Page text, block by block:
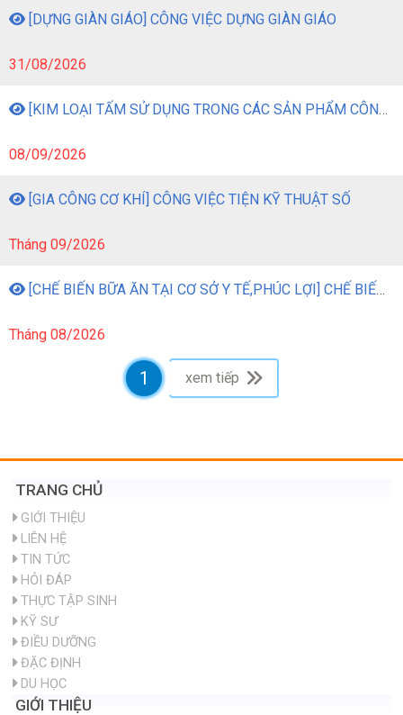
[DỰNG GIÀN GIÁO] CÔNG VIỆC DỰNG GIÀN GIÁO
31/08/2026
[KIM LOẠI TẤM SỬ DỤNG TRONG CÁC SẢN PHẨM CÔNG NGHIỆP] CÔNG VIỆC GIA CÔNG KIM LOẠI TẤM BẰNG MÁY MÓC
08/09/2026
[GIA CÔNG CƠ KHÍ] CÔNG VIỆC TIỆN KỸ THUẬT SỐ
Tháng 09/2026
[CHẾ BIẾN BỮA ĂN TẠI CƠ SỞ Y TẾ,PHÚC LỢI] CHẾ BIẾN BỮA ĂN TẠI CƠ SỞ Y TẾ, PHÚC LỢI
Tháng 08/2026
1 xem tiếp
TRANG CHỦ
GIỚI THIỆU
LIÊN HỆ
TIN TỨC
HỎI ĐÁP
THỰC TẬP SINH
KỸ SƯ
ĐIỀU DƯỠNG
ĐẶC ĐỊNH
DU HỌC
GIỚI THIỆU